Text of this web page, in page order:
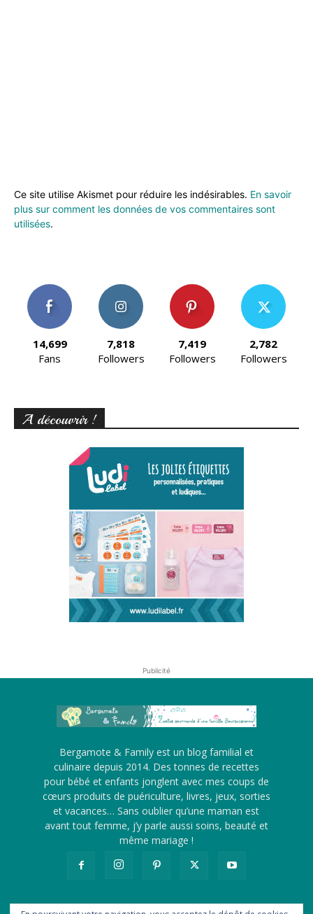
Ce site utilise Akismet pour réduire les indésirables. En savoir
plus sur comment les données de vos commentaires sont
utilisées.
14,699
Fans
7,818
Followers
7,419
Followers
2,782
Followers
A découvrir !
Publicité
Bergamote & Family est un blog familial et
culinaire depuis 2014. Des tonnes de recettes
pour bébé et enfants jonglent avec mes coups de
cœurs produits de puériculture, livres, jeux, sorties
et vacances… Sans oublier qu’une maman est
avant tout femme, j’y parle aussi soins, beauté et
même mariage !